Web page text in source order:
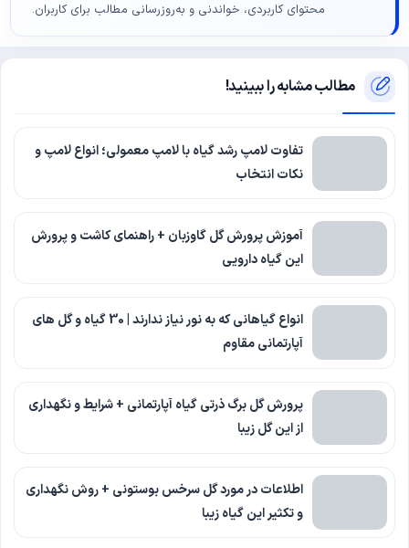
محتوای کاربردی، خواندنی و به‌روزرسانی مطالب برای کاربران.
مطالب مشابه را ببینید!
تفاوت لامپ رشد گیاه با لامپ معمولی؛ انواع لامپ و
نکات انتخاب
آموزش پرورش گل گاوزبان + راهنمای کاشت و پرورش
این گیاه دارویی
انواع گیاهانی که به نور نیاز ندارند | 30 گیاه و گل های
آپارتمانی مقاوم
پرورش گل برگ ذرتی گیاه آپارتمانی + شرایط و نگهداری
از این گل زیبا
اطلاعات در مورد گل سرخس بوستونی + روش نگهداری
و تکثیر این گیاه زیبا